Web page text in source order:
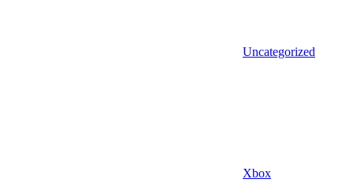
Uncategorized
Xbox